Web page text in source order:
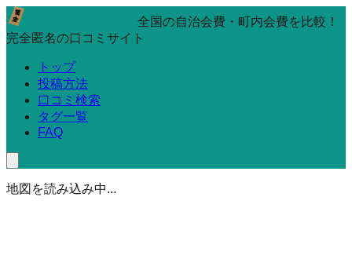
全国の自治会費・町内会費を比較！
完全匿名の口コミサイト
トップ
投稿方法
口コミ検索
タグ一覧
FAQ
地図を読み込み中...